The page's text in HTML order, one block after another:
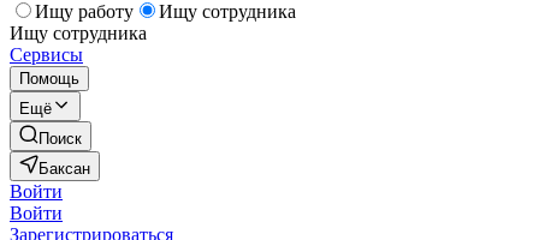
Ищу работу
Ищу сотрудника
Ищу сотрудника
Сервисы
Помощь
Ещё
Поиск
Баксан
Войти
Войти
Зарегистрироваться